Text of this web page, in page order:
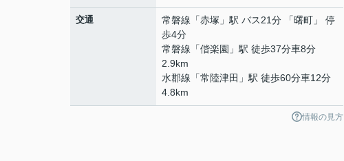
交通 常磐線 「赤塚 」駅 バス21分 「曙町」 停
歩4分
常磐線 「偕楽園 」駅 徒歩37分車8分
2.9km
水郡線 「常陸津田 」駅 徒歩60分車12分
4.8km
情報の見方